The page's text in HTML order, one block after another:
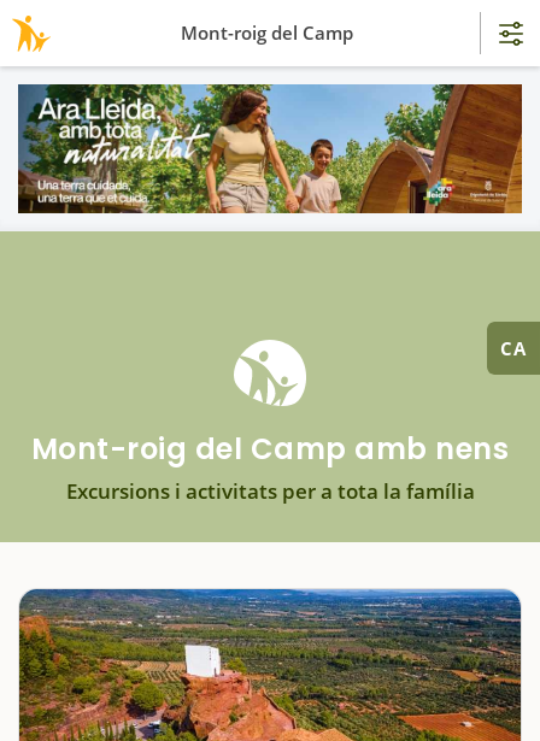
CA
Mont-roig del Camp amb nens
Excursions i activitats per a tota la família
Mont-roig del Camp